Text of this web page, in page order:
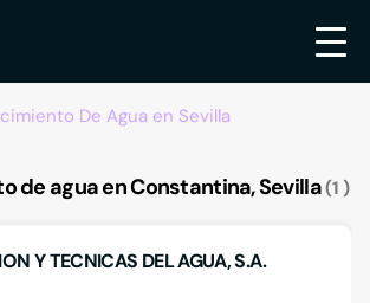
De Agua en Sevilla
de agua en Constantina, Sevilla 1
Y TECNICAS DEL AGUA, S.A.